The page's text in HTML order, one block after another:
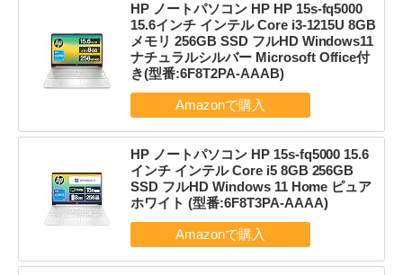
HP ノートパソコン HP HP 15s-fq5000
15.6インチ インテル Core i3-1215U 8GB
メモリ 256GB SSD フルHD Windows11
ナチュラルシルバー Microsoft Office付
き(型番:6F8T2PA-AAAB)
HP ノートパソコン HP 15s-fq5000 15.6
インチ インテル Core i5 8GB 256GB
SSD フルHD Windows 11 Home ピュア
ホワイト (型番:6F8T3PA-AAAA)